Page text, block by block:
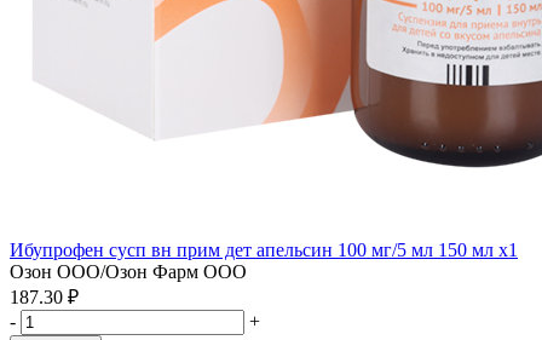
Ибупрофен сусп вн прим дет апельсин 100 мг/5 мл 150 мл x1
Озон ООО/Озон Фарм ООО
187.30 ₽
-
+